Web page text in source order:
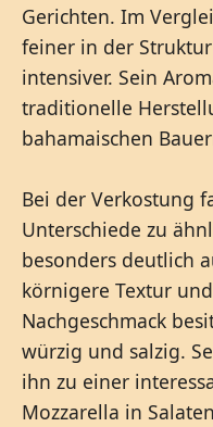
Gerichten. Im
feiner in der
intensiver. Sein
traditionelle
bahamaischen
Bei der Verkostung
Unterschiede zu
besonders deutlich
körnigere Textur
Nachgeschmack
würzig und salzig.
ihn zu einer
Mozzarella in